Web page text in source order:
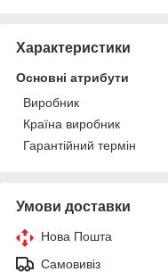
Характеристики
Основні атрибути
Виробник
Країна виробник
Гарантійний термін
Умови доставки
Нова Пошта
Самовивіз